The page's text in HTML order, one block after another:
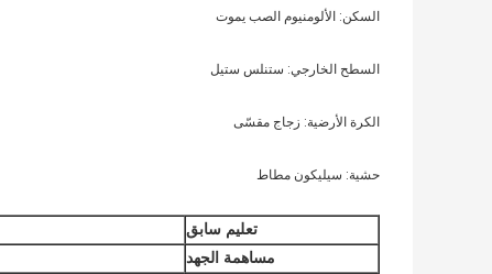
السكن: الألومنيوم الصب يموت
السطح الخارجي: ستنلس ستيل
الكرة الأرضية: زجاج مقسّى
حشية: سيليكون مطاط
تعليم سابق
مساهمة الجهد